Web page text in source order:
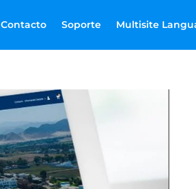
Contacto Soporte Multisite